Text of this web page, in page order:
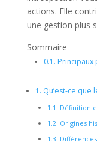
actions. Elle
une gestion plus
Sommaire
0.1. Principaux
1. Qu’est-ce que
1.1. Définition
1.2. Origines
1.3.